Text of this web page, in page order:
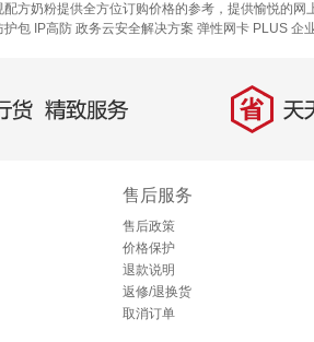
方奶粉提供全方位订购价格的参考，提供愉悦的网
护包 IP高防 政务云安全解决方案 弹性网卡 PLUS 企
，精致服务 省 天天
售后服务
售后政策
价格保护
退款说明
返修/退换货
取消订单